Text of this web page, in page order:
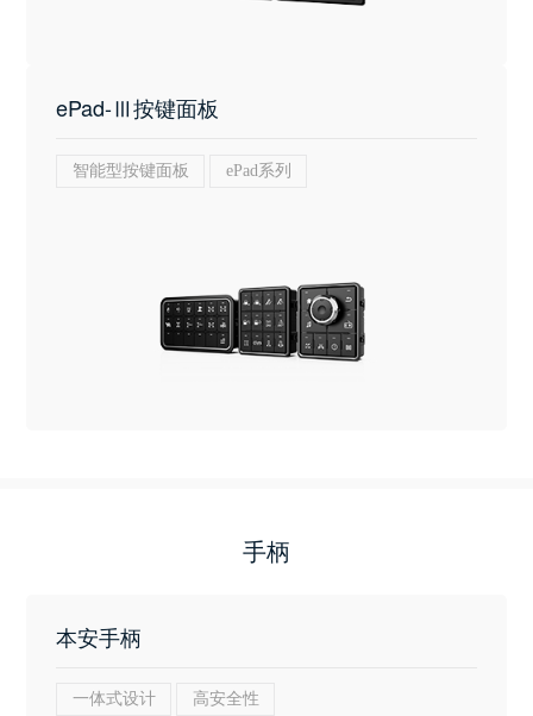
ePad-Ⅲ按键面板
智能型按键面板 ePad系列
手柄
本安手柄
一体式设计 高安全性